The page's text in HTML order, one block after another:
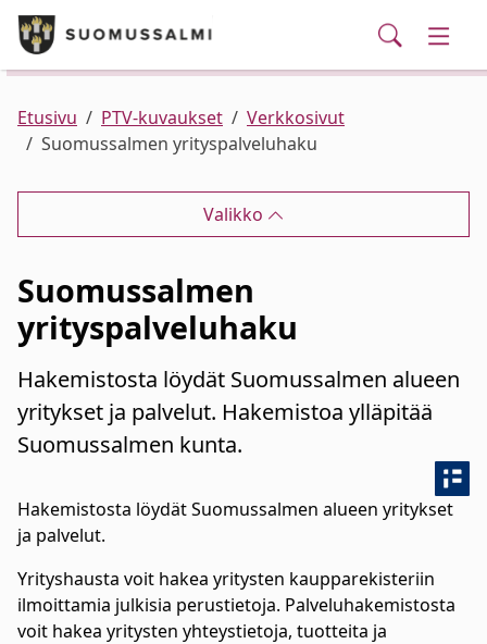
Siirry pääsisältöön
Puhelinluettelo/yhteystiedot
Palvelut
Ajankohtaista
Verkkokauppa
Haku
Kunta ja hallinto
Asuminen ja ympäristö
Elinvoima
Kulttuuri, vapaa-aika ja nuoret
Etusivu PTV-kuvaukset
Verkkosivut
Suomussalmen yrityspalveluhaku
Valikko
Suomussalmen
yrityspalveluhaku
Hakemistosta löydät Suomussalmen alueen
yritykset ja palvelut. Hakemistoa ylläpitää
Suomussalmen kunta.
Hakemistosta löydät Suomussalmen alueen yritykset
ja palvelut.
Yrityshausta voit hakea yritysten kaupparekisteriin
ilmoittamia julkisia perustietoja. Palveluhakemistosta
voit hakea yritysten yhteystietoja, tuotteita ja